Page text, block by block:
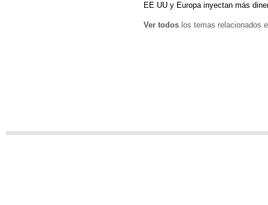
EE UU y Europa inyectan más
Ver todos los temas relacionados